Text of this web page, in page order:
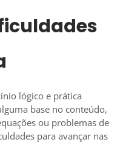
lógico e prática
base no conteúdo,
ou problemas de
para avançar nas